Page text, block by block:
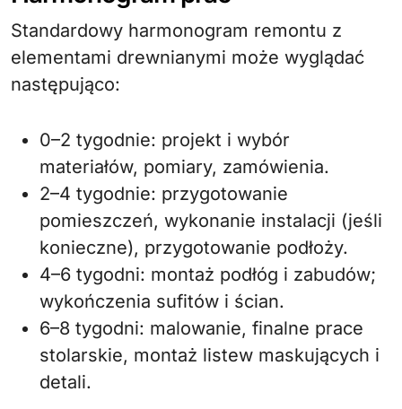
Standardowy harmonogram remontu z
elementami drewnianymi może wyglądać
następująco:
0–2 tygodnie: projekt i wybór
materiałów, pomiary, zamówienia.
2–4 tygodnie: przygotowanie
pomieszczeń, wykonanie instalacji (jeśli
konieczne), przygotowanie podłoży.
4–6 tygodni: montaż podłóg i zabudów;
wykończenia sufitów i ścian.
6–8 tygodni: malowanie, finalne prace
stolarskie, montaż listew maskujących i
detali.